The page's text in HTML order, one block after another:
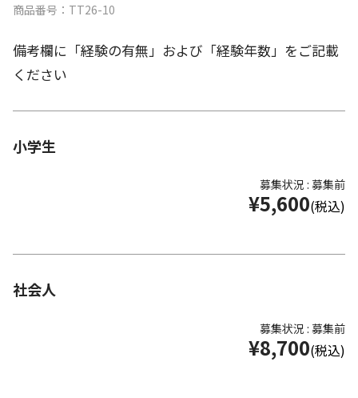
商品番号：TT26-10
備考欄に「経験の有無」および「経験年数」をご記載
ください
小学生
募集状況 : 募集前
¥5,600(税込)
社会人
募集状況 : 募集前
¥8,700(税込)